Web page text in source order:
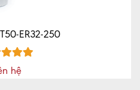
ER32-250
hệ